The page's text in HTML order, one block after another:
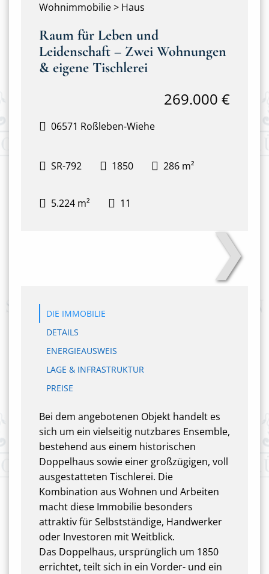
Wohnimmobilie > Haus
Raum für Leben und
Leidenschaft – Zwei Wohnungen
& eigene Tischlerei
06571 Roßleben-Wiehe
269.000 €
SR-792 1850 286 m²
5.224 m² 11
❯
DIE IMMOBILIE
DETAILS
ENERGIEAUSWEIS
LAGE & INFRASTRUKTUR
PREISE
Bei dem angebotenen Objekt handelt es
sich um ein vielseitig nutzbares Ensemble,
bestehend aus einem historischen
Doppelhaus sowie einer großzügigen, voll
ausgestatteten Tischlerei. Die
Kombination aus Wohnen und Arbeiten
macht diese Immobilie besonders
attraktiv für Selbstständige, Handwerker
oder Investoren mit Weitblick.
Das Doppelhaus, ursprünglich um 1850
errichtet, teilt sich in ein Vorder- und ein